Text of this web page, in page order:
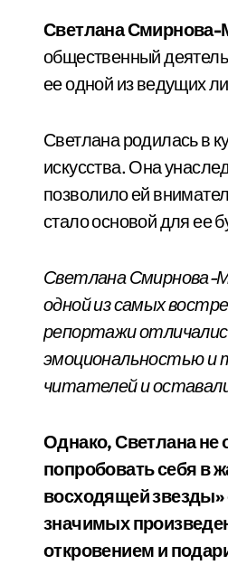
Светлана Смирнова-
общественный
ее одной из ведущих
Светлана родилась в
искусства. Она
позволило ей
стало основой для ее
Светлана Смирнова-
одной из самых
репортажи
эмоциональностью и
читателей и
Однако, Светлана не
попробовать себя в
восходящей звезды»
значимых
откровением и